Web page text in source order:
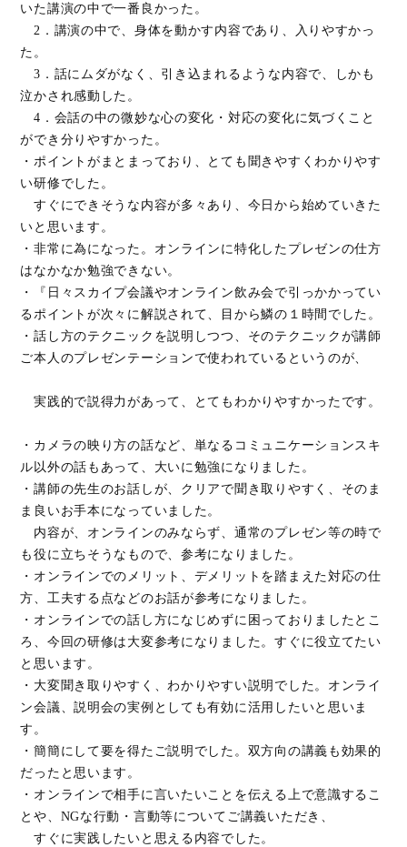
いた講演の中で一番良かった。
2．講演の中で、身体を動かす内容であり、入りやすかっ
た。
3．話にムダがなく、引き込まれるような内容で、しかも
泣かされ感動した。
4．会話の中の微妙な心の変化・対応の変化に気づくこと
ができ分りやすかった。
・ポイントがまとまっており、とても聞きやすくわかりやす
い研修でした。
すぐにできそうな内容が多々あり、今日から始めていきた
いと思います。
・非常に為になった。オンラインに特化したプレゼンの仕方
はなかなか勉強できない。
・『日々スカイプ会議やオンライン飲み会で引っかかってい
るポイントが次々に解説されて、目から鱗の１時間でした。
・話し方のテクニックを説明しつつ、そのテクニックが講師
ご本人のプレゼンテーションで使われているというのが、
実践的で説得力があって、とてもわかりやすかったです。
・カメラの映り方の話など、単なるコミュニケーションスキ
ル以外の話もあって、大いに勉強になりました。
・講師の先生のお話しが、クリアで聞き取りやすく、そのま
ま良いお手本になっていました。
内容が、オンラインのみならず、通常のプレゼン等の時で
も役に立ちそうなもので、参考になりました。
・オンラインでのメリット、デメリットを踏まえた対応の仕
方、工夫する点などのお話が参考になりました。
・オンラインでの話し方になじめずに困っておりましたとこ
ろ、今回の研修は大変参考になりました。すぐに役立てたい
と思います。
・大変聞き取りやすく、わかりやすい説明でした。オンライ
ン会議、説明会の実例としても有効に活用したいと思いま
す。
・簡簡にして要を得たご説明でした。双方向の講義も効果的
だったと思います。
・オンラインで相手に言いたいことを伝える上で意識するこ
とや、NGな行動・言動等についてご講義いただき、
すぐに実践したいと思える内容でした。